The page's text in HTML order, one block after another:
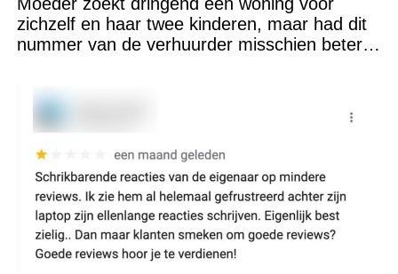
zichzelf en haar twee kinderen, maar had dit
nummer van de verhuurder misschien beter